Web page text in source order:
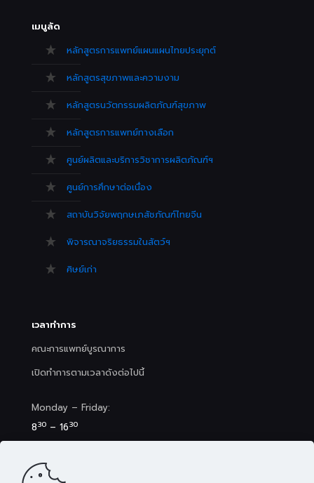
เมนูลัด
หลักสูตรการแพทย์แผนแผนไทยประยุกต์
หลักสูตรสุขภาพและความงาม
หลักสูตรนวัตกรรมผลิตภัณฑ์สุขภาพ
หลักสูตรการแพทย์ทางเลือก
ศูนย์ผลิตและบริการวิชาการผลิตภัณฑ์ฯ
ศูนย์การศึกษาต่อเนื่อง
สถาบันวิจัยพฤกษเภสัชภัณฑ์ไทยจีน
พิจารณาจริยธรรมในสัตว์ฯ
ศิษย์เก่า
เวลาทำการ
คณะการแพทย์บูรณาการ
เปิดทำการตามเวลาดังต่อไปนี้
Monday – Friday:
830 – 1630
8 30– 17